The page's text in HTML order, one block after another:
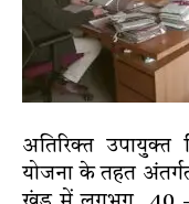
अतिरिक्त
योजना के तहत